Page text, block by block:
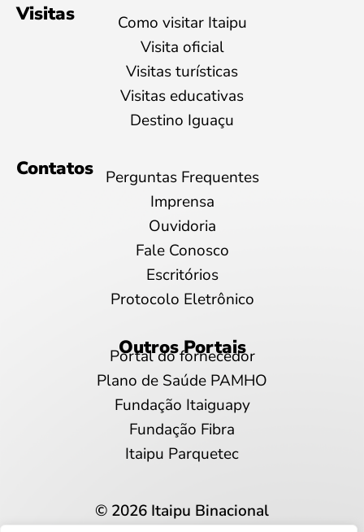
Visitas
Como visitar Itaipu
Visita oficial
Visitas turísticas
Visitas educativas
Destino Iguaçu
Contatos
Perguntas Frequentes
Imprensa
Ouvidoria
Fale Conosco
Escritórios
Protocolo Eletrônico
Outros Portais
Portal do fornecedor
Plano de Saúde PAMHO
Fundação Itaiguapy
Fundação Fibra
Itaipu Parquetec
© 2026 Itaipu Binacional